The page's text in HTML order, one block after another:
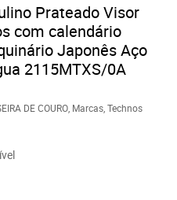
Prateado Visor
com calendário
Japonês Aço
2115MTXS/0A
DE COURO Marcas Technos